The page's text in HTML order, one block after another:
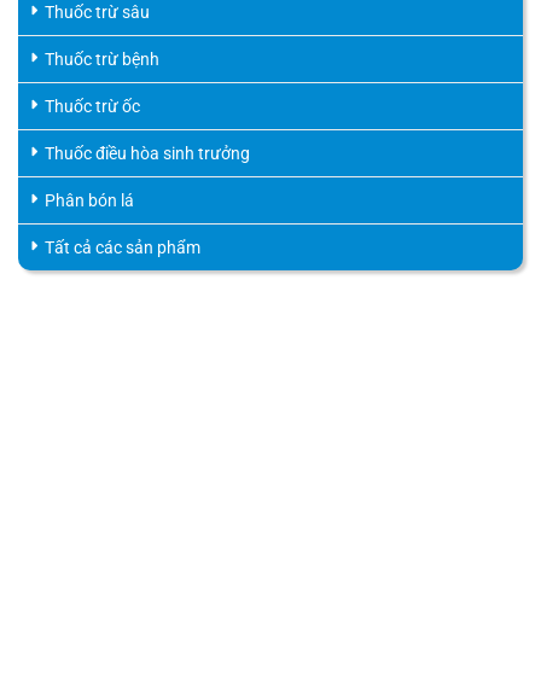
Thuốc trừ sâu
Thuốc trừ bệnh
Thuốc trừ ốc
Thuốc điều hòa sinh trưởng
Phân bón lá
Tất cả các sản phẩm